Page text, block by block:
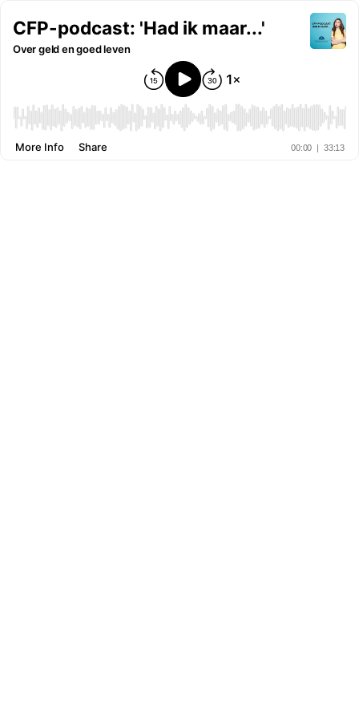
CFP-podcast: 'Had ik maar...'
Over geld en goed leven
00:00 | 33:13
More Info Share